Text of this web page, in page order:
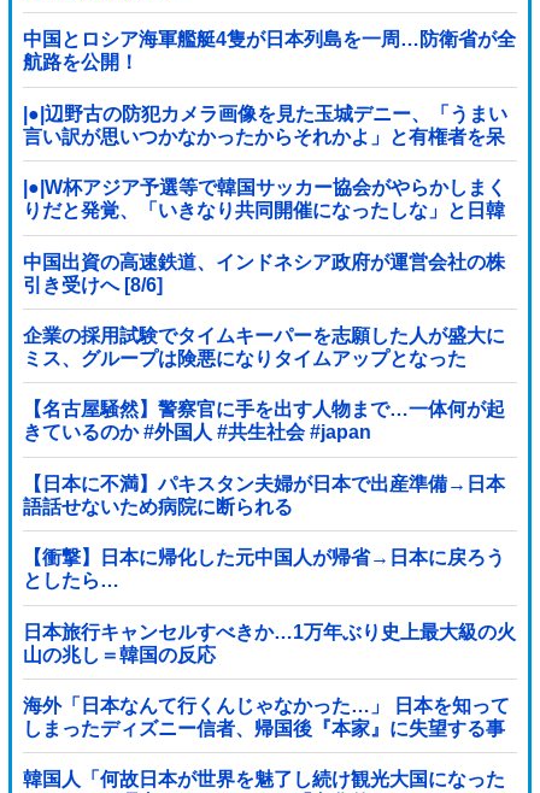
中国とロシア海軍艦艇4隻が日本列島を一周…防衛省が全
航路を公開！
|●|辺野古の防犯カメラ画像を見た玉城デニー、「うまい
言い訳が思いつかなかったからそれかよ」と有権者を呆
れさせるコメントを……
|●|W杯アジア予選等で韓国サッカー協会がやらかしまく
りだと発覚、「いきなり共同開催になったしな」と日韓
共催の件に言及する声も……
中国出資の高速鉄道、インドネシア政府が運営会社の株
引き受けへ [8/6]
企業の採用試験でタイムキーパーを志願した人が盛大に
ミス、グループは険悪になりタイムアップとなった
が……
【名古屋騒然】警察官に手を出す人物まで…一体何が起
きているのか #外国人 #共生社会 #japan
【日本に不満】パキスタン夫婦が日本で出産準備→日本
語話せないため病院に断られる
【衝撃】日本に帰化した元中国人が帰省→日本に戻ろう
としたら…
日本旅行キャンセルすべきか…1万年ぶり史上最大級の火
山の兆し＝韓国の反応
海外「日本なんて行くんじゃなかった…」 日本を知って
しまったディズニー信者、帰国後『本家』に失望する事
態に
韓国人「何故日本が世界を魅了し続け観光大国になった